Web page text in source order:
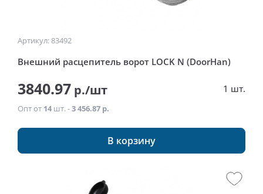
Артикул: 83492
Внешний расцепитель ворот LOCK N (DoorHan)
3840.97 р./шт 1 шт.
Опт от 14 шт. -3 456.87 р.
В корзину